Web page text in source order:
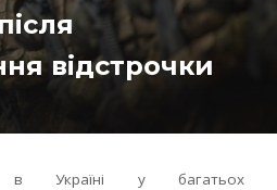
відстрочки
Україні у багатьох